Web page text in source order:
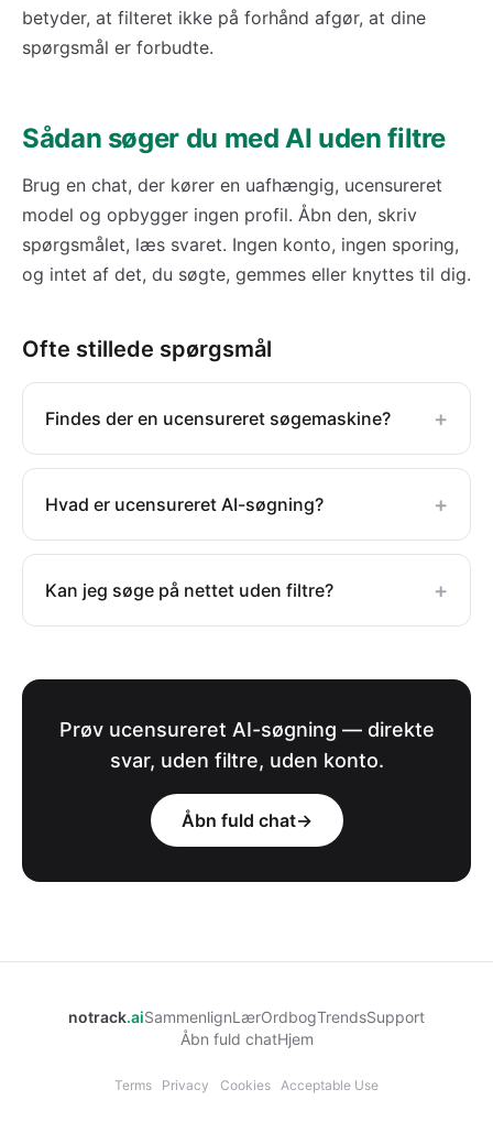
betyder, at filteret ikke på forhånd afgør, at dine
spørgsmål er forbudte.
Sådan søger du med AI uden filtre
Brug en chat, der kører en uafhængig, ucensureret
model og opbygger ingen profil. Åbn den, skriv
spørgsmålet, læs svaret. Ingen konto, ingen sporing,
og intet af det, du søgte, gemmes eller knyttes til dig.
Ofte stillede spørgsmål
Findes der en ucensureret søgemaskine? +
Hvad er ucensureret AI-søgning? +
Kan jeg søge på nettet uden filtre? +
Prøv ucensureret AI-søgning — direkte
svar, uden filtre, uden konto.
Åbn fuld chat→
notrack.aiSammenlignLærOrdbogTrendsSupport
Åbn fuld chatHjem
Terms Privacy Cookies Acceptable Use